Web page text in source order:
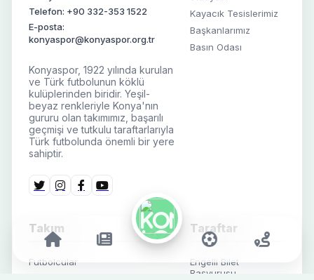
Telefon: +90 332-353 1522
E-posta:
konyaspor@konyaspor.org.tr
Konyaspor, 1922 yılında kurulan
ve Türk futbolunun köklü
kulüplerinden biridir. Yeşil-
beyaz renkleriyle Konya'nın
gururu olan takımımız, başarılı
geçmişi ve tutkulu taraftarlarıyla
Türk futbolunda önemli bir yere
sahiptir.
Kayacık Tesislerimiz
Başkanlarımız
Basın Odası
Takım
Futbolcular
Taraftar
Engelli Bilet
Başvurusu